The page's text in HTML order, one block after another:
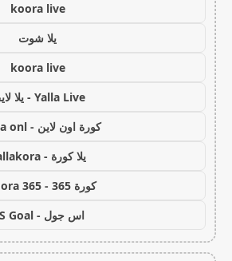
koora live
يلا شوت
koora live
Yalla Live - يلا لايف
كورة اون لاين - koora onl
يلا كورة - yallakora
كورة 365 - kooora 365
اس جول - AS Goal